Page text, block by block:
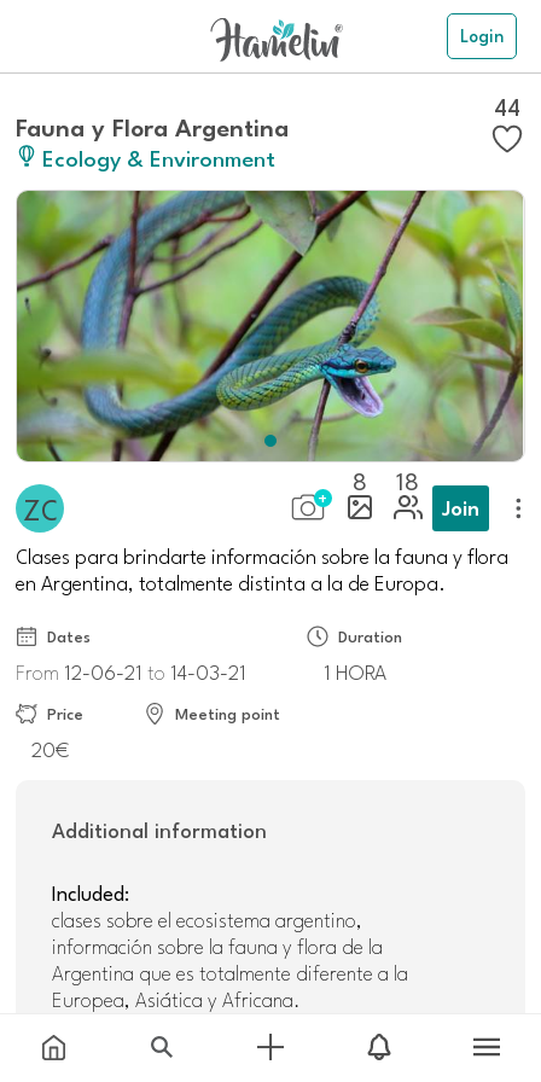
Login
Fauna y Flora Argentina
Ecology & Environment
44
8 18
Join
Clases para brindarte información sobre la fauna y flora
en Argentina, totalmente distinta a la de Europa.
Dates
From 12-06-21to 14-03-21
Duration
1 HORA
Price
20€
Meeting point
Additional information
Included:
clases sobre el ecosistema argentino,
información sobre la fauna y flora de la
Argentina que es totalmente diferente a la
Europea, Asiática y Africana.
Recommendations: